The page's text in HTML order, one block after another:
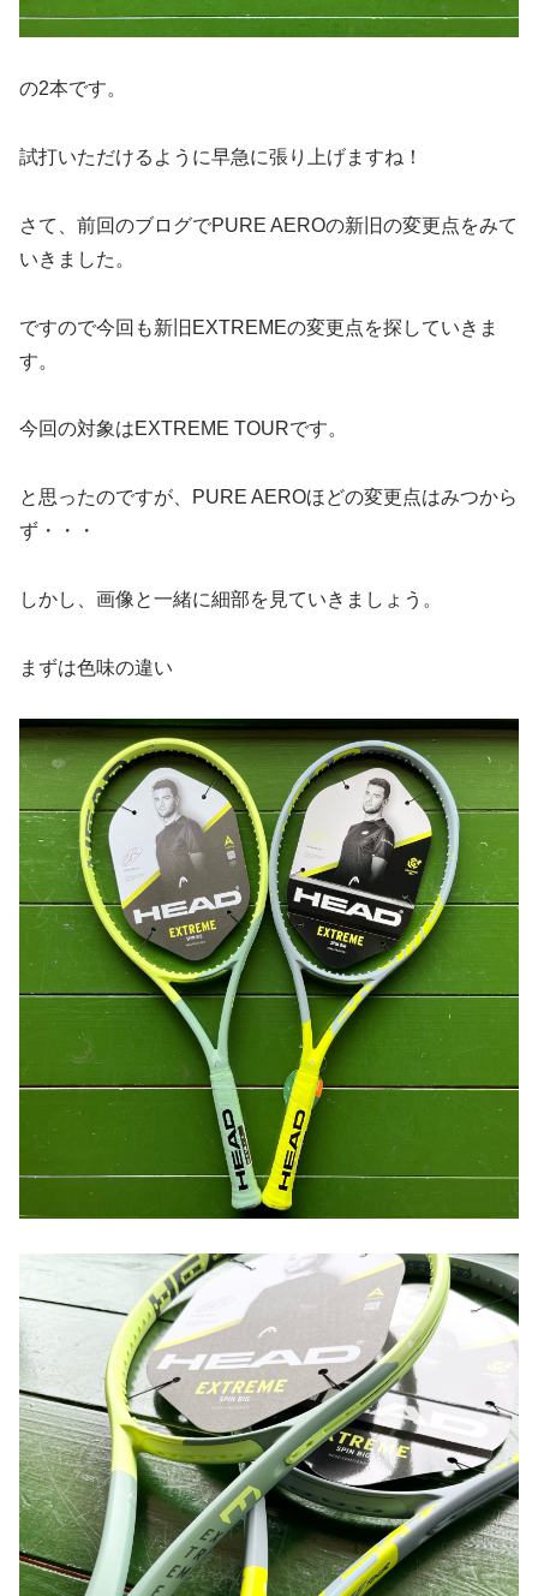
の2本です。
試打いただけるように早急に張り上げますね！
さて、前回のブログでPURE AEROの新旧の変更点をみて
いきました。
ですので今回も新旧EXTREMEの変更点を探していきま
す。
今回の対象はEXTREME TOURです。
と思ったのですが、PURE AEROほどの変更点はみつから
ず・・・
しかし、画像と一緒に細部を見ていきましょう。
まずは色味の違い